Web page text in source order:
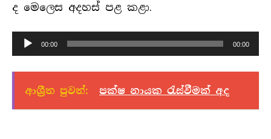
ද මෙලෙස අදහස් පළ කළා.
හඬ
පට
ධාවකය
00:00 00:00
ආශ්‍රීත පුවත්: පක්ෂ නායක රැස්වීමක් අද